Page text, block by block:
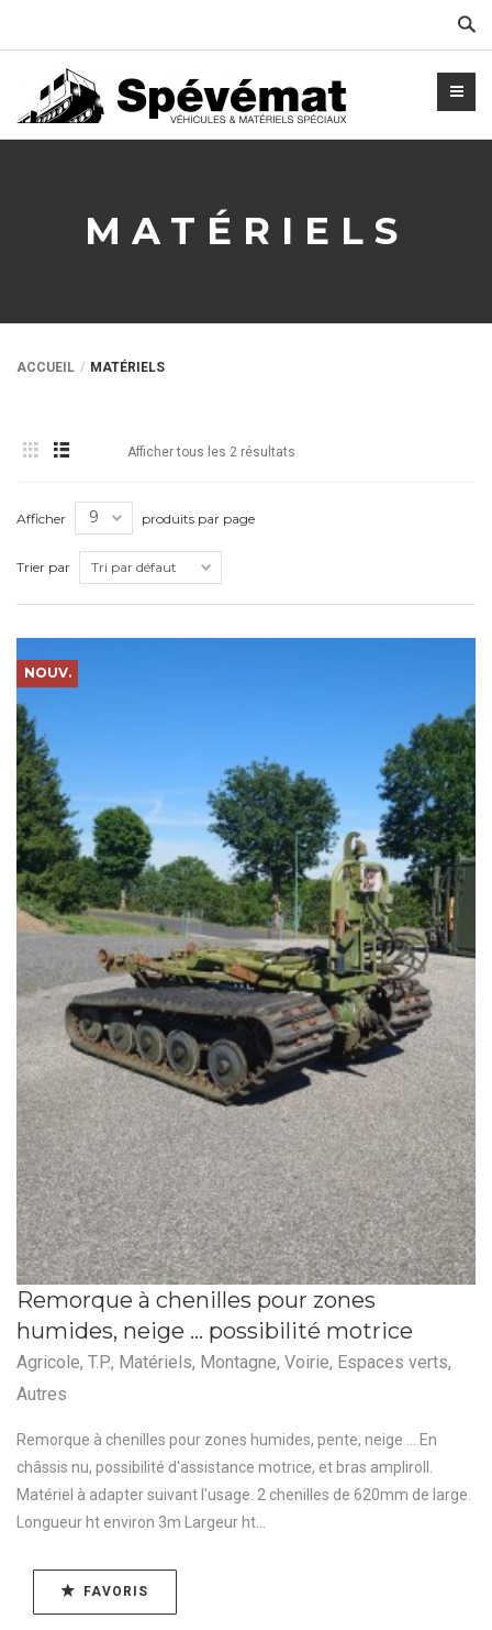
MATÉRIELS
ACCUEIL MATÉRIELS
Afficher tous les 2 résultats
Afficher produits par page
Trier par
NOUV.
Remorque à chenilles pour zones
humides, neige … possibilité motrice
Agricole, T.P., Matériels, Montagne, Voirie, Espaces verts,
Autres
Remorque à chenilles pour zones humides, pente, neige ... En
châssis nu, possibilité d'assistance motrice, et bras ampliroll.
Matériel à adapter suivant l'usage. 2 chenilles de 620mm de large.
Longueur ht environ 3m Largeur ht...
FAVORIS